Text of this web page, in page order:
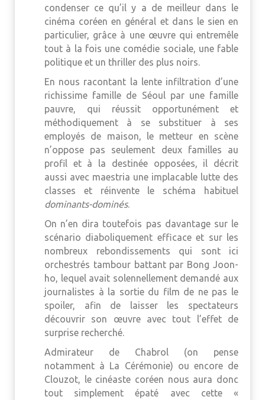
condenser ce qu’il y a de meilleur dans le
cinéma coréen en général et dans le sien en
particulier, grâce à une œuvre qui entremêle
tout à la fois une comédie sociale, une fable
politique et un thriller des plus noirs.
En nous racontant la lente infiltration d’une
richissime famille de Séoul par une famille
pauvre, qui réussit opportunément et
méthodiquement à se substituer à ses
employés de maison, le metteur en scène
n’oppose pas seulement deux familles au
profil et à la destinée opposées, il décrit
aussi avec maestria une implacable lutte des
classes et réinvente le schéma habituel
dominants-dominés.
On n’en dira toutefois pas davantage sur le
scénario diaboliquement efficace et sur les
nombreux rebondissements qui sont ici
orchestrés tambour battant par Bong Joon-
ho, lequel avait solennellement demandé aux
journalistes à la sortie du film de ne pas le
spoiler, afin de laisser les spectateurs
découvrir son œuvre avec tout l’effet de
surprise recherché.
Admirateur de Chabrol (on pense
notamment à La Cérémonie) ou encore de
Clouzot, le cinéaste coréen nous aura donc
tout simplement épaté avec cette «